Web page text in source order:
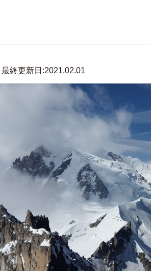
終更新日:2021.02.01